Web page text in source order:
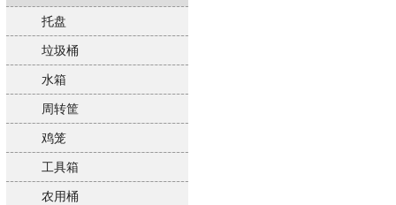
托盘
垃圾桶
水箱
周转筐
鸡笼
工具箱
农用桶